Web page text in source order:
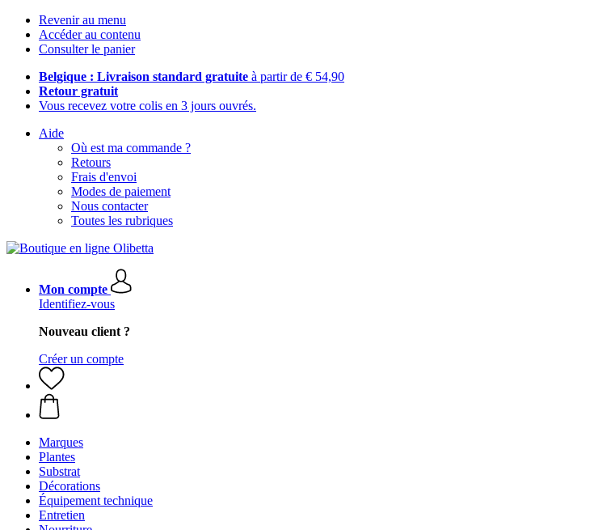
Revenir au menu
Accéder au contenu
Consulter le panier
Belgique : Livraison standard gratuite à partir de € 54,90
Retour gratuit
Vous recevez votre colis en 3 jours ouvrés.
Aide
Où est ma commande ?
Retours
Frais d'envoi
Modes de paiement
Nous contacter
Toutes les rubriques
Mon compte
Identifiez-vous
Nouveau client ?
Créer un compte
Marques
Plantes
Substrat
Décorations
Équipement technique
Entretien